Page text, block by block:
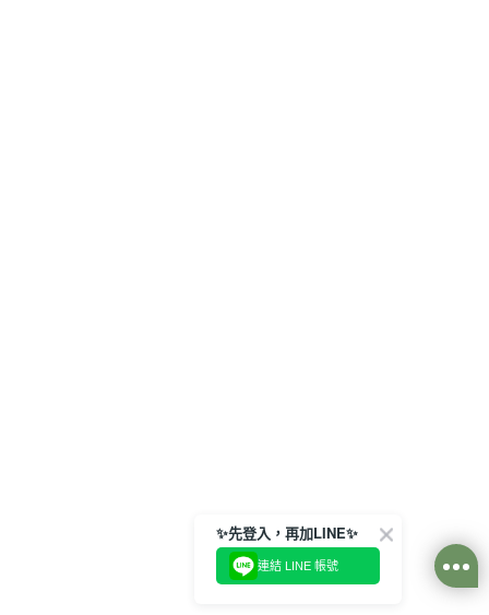
✨先登入，再加LINE✨
連結 LINE 帳號